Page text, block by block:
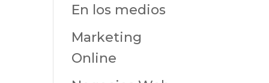
En los medios
Marketing
Online